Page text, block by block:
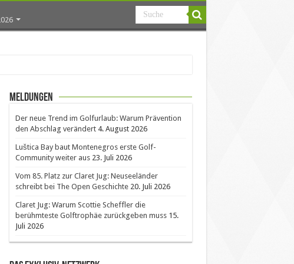
Meldungen
Der neue Trend im Golfurlaub: Warum Prävention
den Abschlag verändert 4. August 2026
Luštica Bay baut Montenegros erste Golf-
Community weiter aus 23. Juli 2026
Vom 85. Platz zur Claret Jug: Neuseeländer
schreibt bei The Open Geschichte 20. Juli 2026
Claret Jug: Warum Scottie Scheffler die
berühmteste Golftrophäe zurückgeben muss 15.
Juli 2026